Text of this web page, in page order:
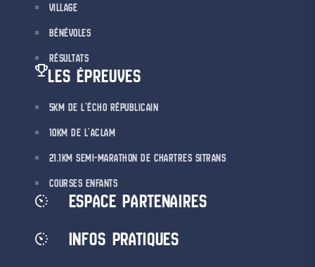
VILLAGE
BÉNÉVOLES
RÉSULTATS
LES ÉPREUVES
5KM DE L’ÉCHO RÉPUBLICAIN
10KM DE L’ACLAM
21.1KM SEMI-MARATHON DE CHARTRES SITRANS
COURSES ENFANTS
ESPACE PARTENAIRES
INFOS PRATIQUES